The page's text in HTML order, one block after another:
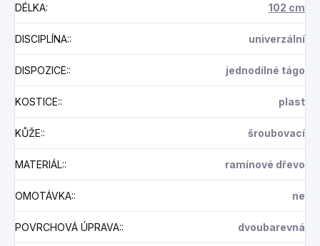
DÉLKA: 102 cm
DISCIPLÍNA:: univerzální
DISPOZICE:: jednodílné tágo
KOSTICE:: plast
KŮŽE:: šroubovací
MATERIÁL:: ramínové dřevo
OMOTÁVKA:: ne
POVRCHOVÁ ÚPRAVA:: dvoubarevná